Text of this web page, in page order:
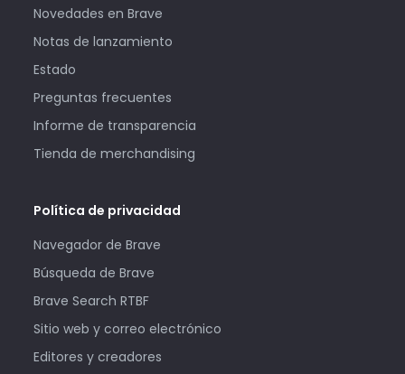
Novedades en Brave
Notas de lanzamiento
Estado
Preguntas frecuentes
Informe de transparencia
Tienda de merchandising
Política de privacidad
Navegador de Brave
Búsqueda de Brave
Brave Search RTBF
Sitio web y correo electrónico
Editores y creadores